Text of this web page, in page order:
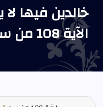
خالدين فيها
الآية 108 من سورة الكهف